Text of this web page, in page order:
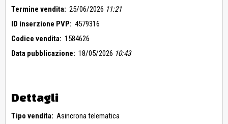
Termine vendita: 25/06/2026 11:21
ID inserzione PVP: 4579316
Codice vendita: 1584626
Data pubblicazione: 18/05/2026 10:43
Dettagli
Tipo vendita: Asincrona telematica